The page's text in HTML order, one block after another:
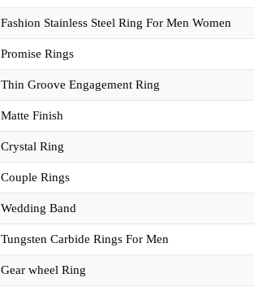
Fashion Stainless Steel Ring For Men Women
Promise Rings
Thin Groove Engagement Ring
Matte Finish
Crystal Ring
Couple Rings
Wedding Band
Tungsten Carbide Rings For Men
Gear wheel Ring